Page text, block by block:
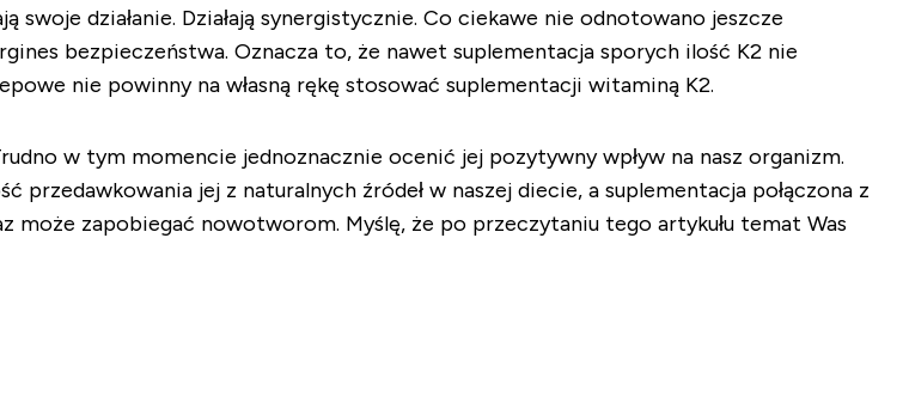
działanie. Działają synergistycznie. Co ciekawe nie odnotowano jeszcze
bezpieczeństwa. Oznacza to, że nawet suplementacja sporych ilość K2 nie
nie powinny na własną rękę stosować suplementacji witaminą K2.
w tym momencie jednoznacznie ocenić jej pozytywny wpływ na nasz organizm.
jej z naturalnych źródeł w naszej diecie, a suplementacja połączona z
może zapobiegać nowotworom. Myślę, że po przeczytaniu tego artykułu temat Was